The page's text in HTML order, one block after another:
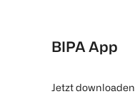
BIPA App
Jetzt downloaden